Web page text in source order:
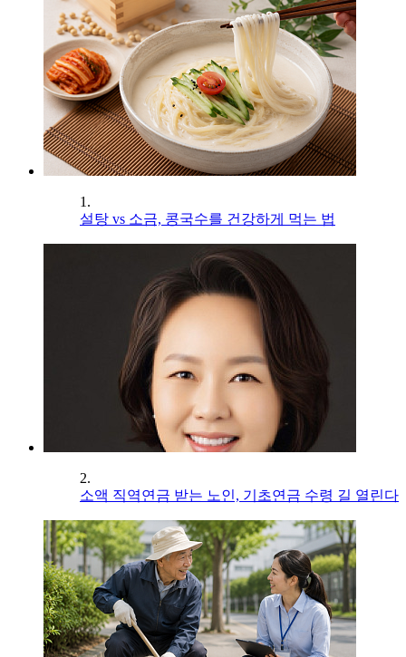
1.
설탕 vs 소금, 콩국수를 건강하게 먹는 법
2.
소액 직역연금 받는 노인, 기초연금 수령 길 열린다